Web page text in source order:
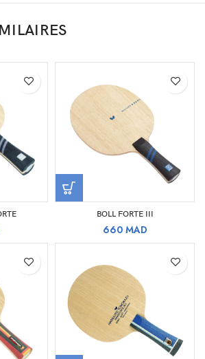
BOLL FORTE III
660 MAD